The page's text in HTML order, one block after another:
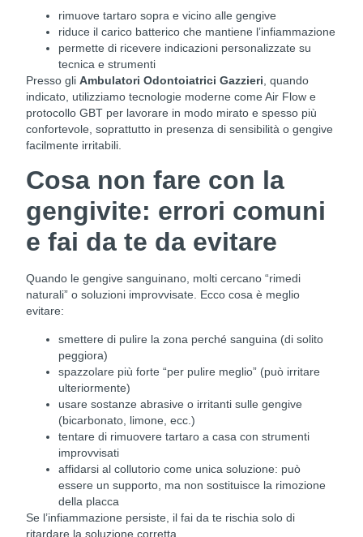
rimuove tartaro sopra e vicino alle gengive
riduce il carico batterico che mantiene l’infiammazione
permette di ricevere indicazioni personalizzate su
tecnica e strumenti
Presso gli Ambulatori Odontoiatrici Gazzieri , quando
indicato, utilizziamo tecnologie moderne come Air Flow e
protocollo GBT per lavorare in modo mirato e spesso più
confortevole, soprattutto in presenza di sensibilità o gengive
facilmente irritabili.
Cosa non fare con la
gengivite: errori comuni
e fai da te da evitare
Quando le gengive sanguinano, molti cercano “rimedi
naturali” o soluzioni improvvisate. Ecco cosa è meglio
evitare:
smettere di pulire la zona perché sanguina (di solito
peggiora)
spazzolare più forte “per pulire meglio” (può irritare
ulteriormente)
usare sostanze abrasive o irritanti sulle gengive
(bicarbonato, limone, ecc.)
tentare di rimuovere tartaro a casa con strumenti
improvvisati
affidarsi al collutorio come unica soluzione: può
essere un supporto, ma non sostituisce la rimozione
della placca
Se l’infiammazione persiste, il fai da te rischia solo di
ritardare la soluzione corretta.